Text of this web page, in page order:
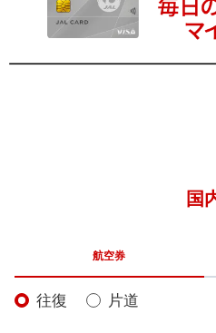
国
航空券
往復 片道